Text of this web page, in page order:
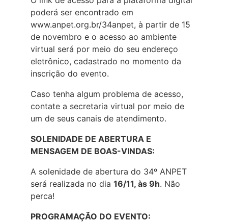
poderá ser encontrado em
www.anpet.org.br/34anpet, à partir de 15
de novembro e o acesso ao ambiente
virtual será por meio do seu endereço
eletrônico, cadastrado no momento da
inscrição do evento.
Caso tenha algum problema de acesso,
contate a secretaria virtual por meio de
um de seus canais de atendimento.
SOLENIDADE DE ABERTURA E
MENSAGEM DE BOAS-VINDAS:
A solenidade de abertura do 34º ANPET
será realizada no dia 16/11, às 9h. Não
perca!
PROGRAMAÇÃO DO EVENTO: